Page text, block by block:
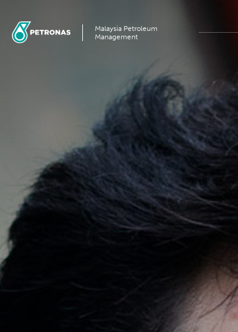
Malaysia Petroleum
Management